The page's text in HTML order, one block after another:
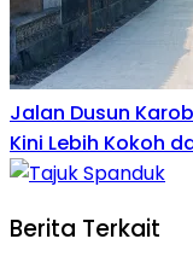
Jalan Dusun
Kini Lebih Kokoh
Berita Terkait